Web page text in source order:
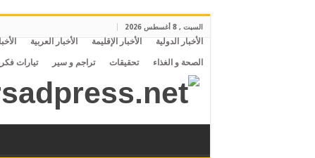
السبت , 8 أغسطس 2026
الأخبار الدولية الأخبار الإقليمة الأخبار العربية
الصحة و الغذاء تحقيقات تراجم و سير تيارات